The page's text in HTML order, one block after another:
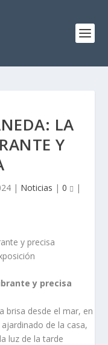
LA
Y
| Noticias | 0 |
y precisa
brisa desde el mar, en
de la casa,
luz de la tarde